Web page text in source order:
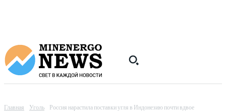
Главная Уголь Россия нарастила поставки угля в Индонезию почти вдвое